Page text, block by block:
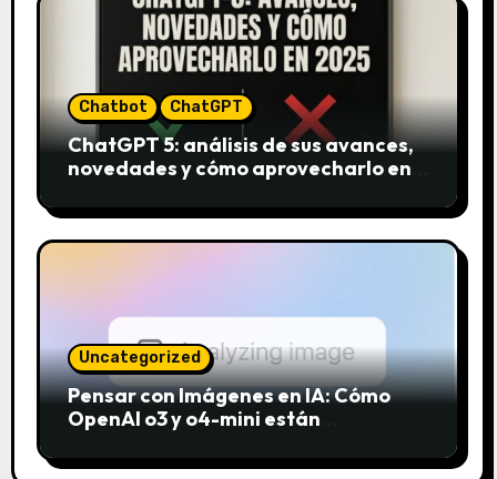
Chatbot ChatGPT
ChatGPT 5: análisis de sus avances,
novedades y cómo aprovecharlo en
Uncategorized
Pensar con Imágenes en IA: Cómo
OpenAI o3 y o4-mini están